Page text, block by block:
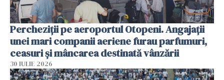
Percheziții pe aeroportul Otopeni. Angajații
unei mari companii aeriene furau parfumuri,
ceasuri și mâncarea destinată vânzării
30 IULIE 2026